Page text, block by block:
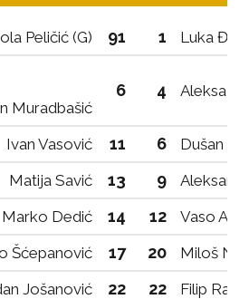
Peličić (G) 91 1 Luka
Muradbašić
6 4 Aleksa
Ivan Vasović 11 6
Dušan
Matija Savić
13 9
Marko Dedić
14 12 Vaso
Šćepanović 17 20
Miloš
Jošanović
22 22
Filip